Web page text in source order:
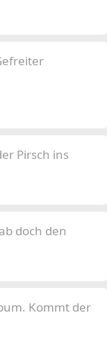
Pirsch ins
doch den
Kommt der